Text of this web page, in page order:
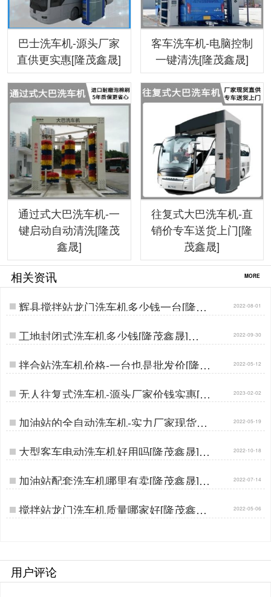
巴士洗车机-源头厂家
直供更实惠[隆茂鑫晟]
客车洗车机-电脑控制
一键清洗[隆茂鑫晟]
通过式大巴洗车机-一
键启动自动清洗[隆茂
鑫晟]
往复式大巴洗车机-直
销价专车送货上门[隆
茂鑫晟]
相关资讯 MORE
辉县搅拌站龙门洗车机多少钱一台[隆茂
鑫晟]…
2022-08-01
工地封闭式洗车机多少钱[隆茂鑫晟]… 2022-09-30
拌合站洗车机价格-一台也是批发价[隆茂
鑫晟]…
2022-05-12
无人往复式洗车机-源头厂家价钱实惠[隆
茂鑫晟]…
2023-02-02
加油站的全自动洗车机-实力厂家现货直
供[隆茂鑫晟]…
2022-05-19
大型客车电动洗车机好用吗[隆茂鑫晟]… 2022-10-18
加油站配套洗车机哪里有卖[隆茂鑫晟]… 2022-07-14
搅拌站龙门洗车机质量哪家好[隆茂鑫晟]
…
2022-05-06
用户评论